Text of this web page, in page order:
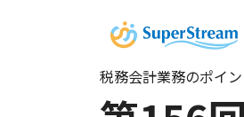
税務会計業務のポイ